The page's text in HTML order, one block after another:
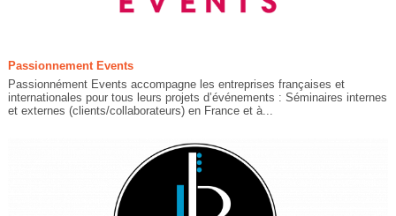
Passionnement Events
Passionnément Events accompagne les entreprises françaises et
internationales pour tous leurs projets d’événements : Séminaires internes
et externes (clients/collaborateurs) en France et à...